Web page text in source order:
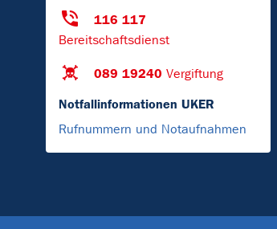
116 117
Bereitschaftsdienst
089 19240 Vergiftung
Notfallinformationen UKER
Rufnummern und Notaufnahmen